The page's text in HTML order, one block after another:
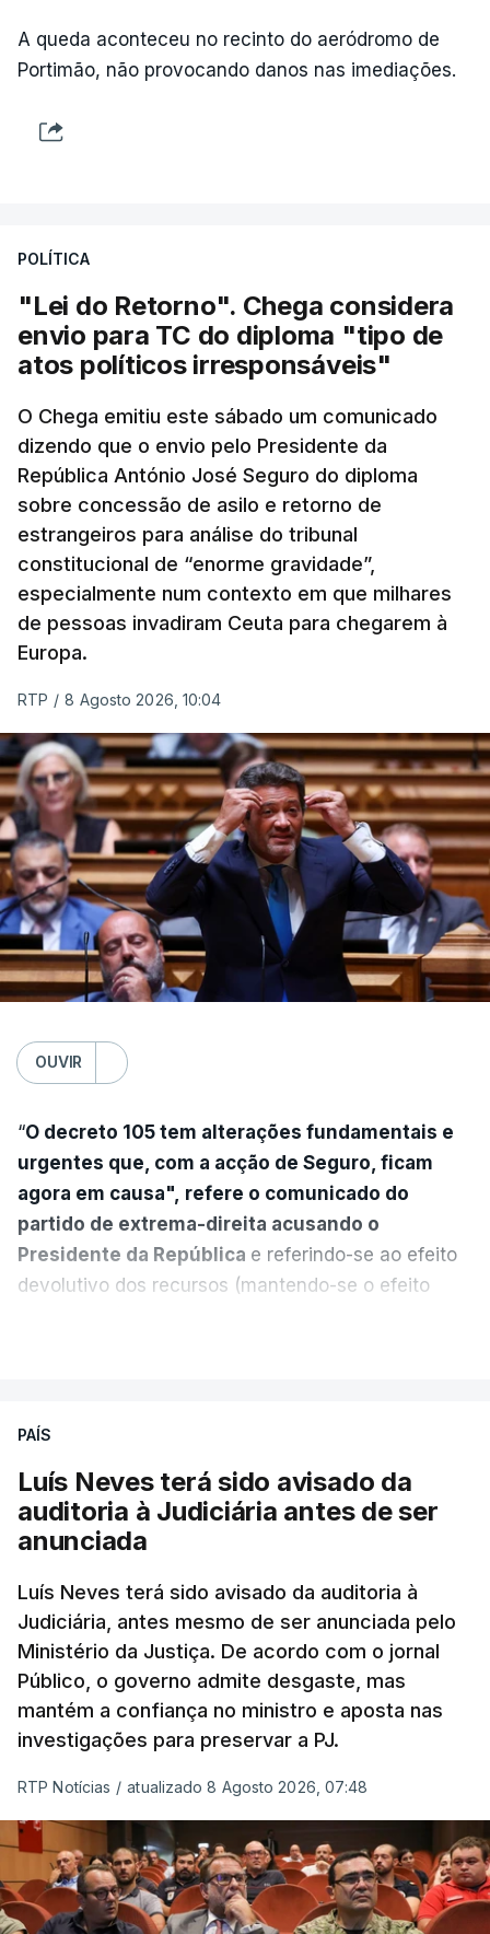
A queda aconteceu no recinto do aeródromo de
Portimão, não provocando danos nas imediações.
POLÍTICA
"Lei do Retorno". Chega considera
envio para TC do diploma "tipo de
atos políticos irresponsáveis"
O Chega emitiu este sábado um comunicado
dizendo que o envio pelo Presidente da
República António José Seguro do diploma
sobre concessão de asilo e retorno de
estrangeiros para análise do tribunal
constitucional de “enorme gravidade”,
especialmente num contexto em que milhares
de pessoas invadiram Ceuta para chegarem à
Europa.
RTP / 8 Agosto 2026, 10:04
OUVIR
“O decreto 105 tem alterações fundamentais e
urgentes que, com a acção de Seguro, ficam
agora em causa", refere o comunicado do
partido de extrema-direita acusando o
Presidente da República e referindo-se ao efeito
devolutivo dos recursos (mantendo-se o efeito
quanto à possibilidade de expulsar do país
cidadãos adultos em situação ilegal, se
tiverem filhos menores.
prazo de 60 dias, os imigrantes terão que ser
libertados,ainda que os seus pedidos de asilo
tenham sido rejeitados pelas autoridades
competentes”, referem.
“Isto é de uma enorme irresponsabilidade
poderem entrar e residir legalmente em Portugal”,
acrescenta, concluindo que“são exactamente
este tipo de actos políticos irresponsáveis que
produzem o designado efeito de chamada, ou
PAÍS
Luís Neves terá sido avisado da
auditoria à Judiciária antes de ser
anunciada
Luís Neves terá sido avisado da auditoria à
Judiciária, antes mesmo de ser anunciada pelo
Ministério da Justiça. De acordo com o jornal
Público, o governo admite desgaste, mas
mantém a confiança no ministro e aposta nas
investigações para preservar a PJ.
RTP Notícias / atualizado 8 Agosto 2026, 07:48